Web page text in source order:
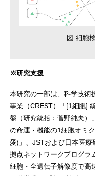
図 細胞
※研究支援
本研究の一部は、科学技術
事業（CREST）「[1細胞]
盤（研究統括：菅野純夫）
の命運・機能の1細胞オミ
愛)」、JSTおよび日本医療
拠点ネットワークプログラ
細胞・全遺伝子解像度で高